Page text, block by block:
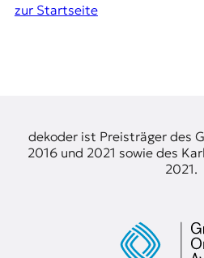
zur Startseite
dekoder ist Preisträger des
2016 und 2021 sowie des
2021.